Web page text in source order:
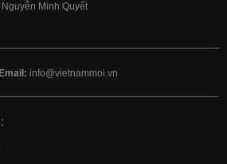
Nguyễn Minh Quyết
Email: info@vietnammoi.vn